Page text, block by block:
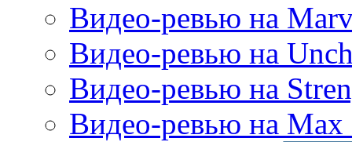
Видео-ревью на
Видео-ревью на
Видео-ревью на
Видео-ревью на Max